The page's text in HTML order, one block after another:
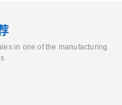
in one of the manufacturing